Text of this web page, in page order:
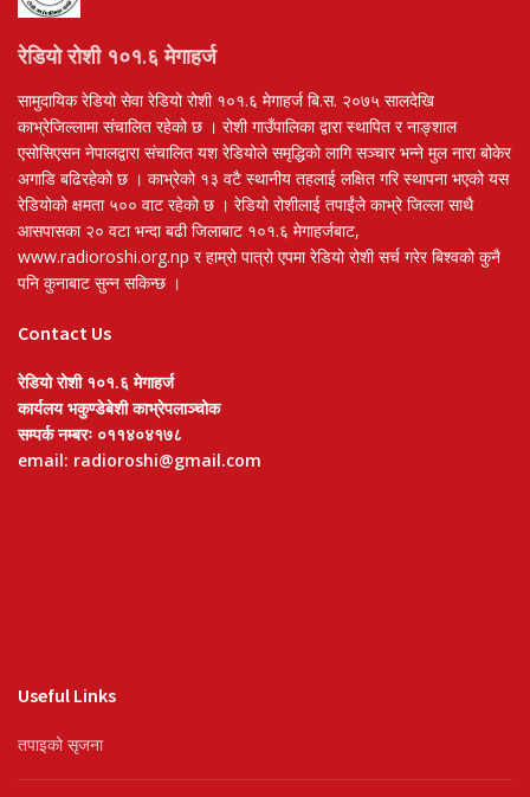
रेडियो रोशी १०१.६ मेगाहर्ज
सामुदायिक रेडियो सेवा रेडियो रोशी १०१.६ मेगाहर्ज बि.स. २०७५ सालदेखि
काभ्रेजिल्लामा संचालित रहेको छ । रोशी गाउँपालिका द्वारा स्थापित र नाङ्शाल
एसोसिएसन नेपालद्वारा संचालित यश रेडियोले समृद्धिको लागि सञ्चार भन्ने मुल नारा बोकेर
अगाडि बढिरहेको छ । काभ्रेको १३ वटै स्थानीय तहलाई लक्षित गरि स्थापना भएको यस
रेडियोको क्षमता ५०० वाट रहेको छ । रेडियो रोशीलाई तपाईंले काभ्रे जिल्ला साथै
आसपासका २० वटा भन्दा बढी जिलाबाट १०१.६ मेगाहर्जबाट,
www.radioroshi.org.np र हाम्रो पात्रो एपमा रेडियो रोशी सर्च गरेर बिश्वको कुनै
पनि कुनाबाट सुन्न सकिन्छ ।
Contact Us
रेडियो रोशी १०१.६ मेगाहर्ज
कार्यलय भकुण्डेबेशी काभ्रेपलाञ्चोक
सम्पर्क नम्बरः ०११४०४१७८
email: radioroshi@gmail.com
Useful Links
तपाइको सृजना